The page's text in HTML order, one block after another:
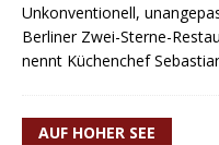
Unkonventionell,
Berliner Zwei-Sterne-
nennt Küchenchef
AUF HOHER SEE